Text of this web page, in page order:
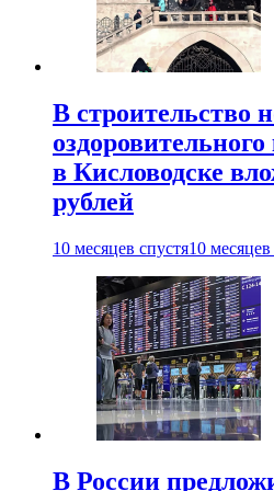
В строительство
в Кисловодске
рублей
10 месяцев спустя10 месяцев
В России